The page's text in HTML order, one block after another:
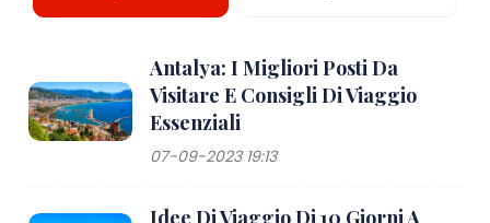
Antalya: I Migliori Posti Da
Visitare E Consigli Di Viaggio
Essenziali
07-09-2023 19:13
Idee Di Viaggio Di 10 Giorni A